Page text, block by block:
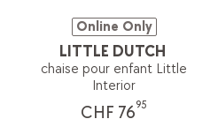
Online Only
LITTLE DUTCH
chaise pour enfant Little
Interior
CHF 7695